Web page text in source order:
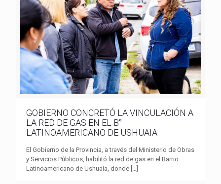
GOBIERNO CONCRETÓ LA VINCULACIÓN A
LA RED DE GAS EN EL B°
LATINOAMERICANO DE USHUAIA
El Gobierno de la Provincia, a través del Ministerio de Obras
y Servicios Públicos, habilitó la red de gas en el Barrio
Latinoamericano de Ushuaia, donde […]